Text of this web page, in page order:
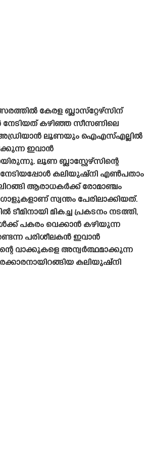
കേരള ബ്ലാസ്‌റ്റേഴ്‌സിന്
കഴിഞ്ഞ സീസണിലെ
അഡ്രിയാൻ ലൂണയും ഐഎസ്എല്ലിൽ
ഇവാൻ
ലൂണ ബ്ലാസ്റ്റേഴ്‌സിന്റെ
കലിയുഷ്‌നി എൺപതാം
ആരാധകർക്ക് രോമാഞ്ചം
സ്വന്തം പേരിലാക്കിയത്.
മികച്ച പ്രകടനം നടത്തി,
പകരം വെക്കാൻ കഴിയുന്ന
പരിശീലകൻ ഇവാൻ
വാക്കുകളെ അന്വർത്ഥമാക്കുന്ന
കലിയുഷ്‌നി